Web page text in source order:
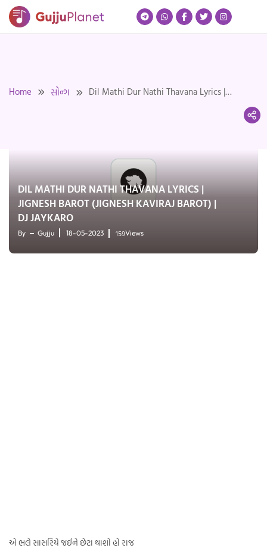
Skip
Home સોન્ગ
Dil Mathi Dur Nathi Thavana Lyrics |
DIL MATHI DUR NATHI THAVANA LYRICS |
JIGNESH BAROT (JIGNESH KAVIRAJ BAROT) |
DJ JAYKARO
By Gujju 18-05-2023 159Views
એ ભલે સાસરિયે જઈને છેટા થાશો હો રાજ